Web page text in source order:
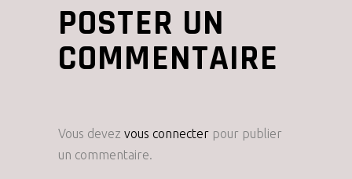
POSTER UN
COMMENTAIRE
Vous devez vous connecter pour publier
un commentaire.